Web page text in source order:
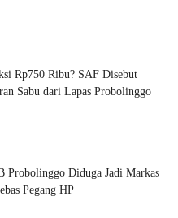
Rp750 Ribu? SAF Disebut
Sabu dari Lapas Probolinggo
Probolinggo Diduga Jadi Markas
Pegang HP